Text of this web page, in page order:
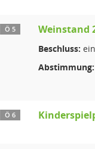
Ö 5 Weinstand
Beschluss:
Abstimmung:
Ö 6